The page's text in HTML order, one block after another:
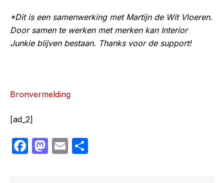
*Dit is een samenwerking met Martijn de Wit Vloeren.
Door samen te werken met merken kan Interior
Junkie blijven bestaan. Thanks voor de support!
Bronvermelding
[ad_2]
F
M E